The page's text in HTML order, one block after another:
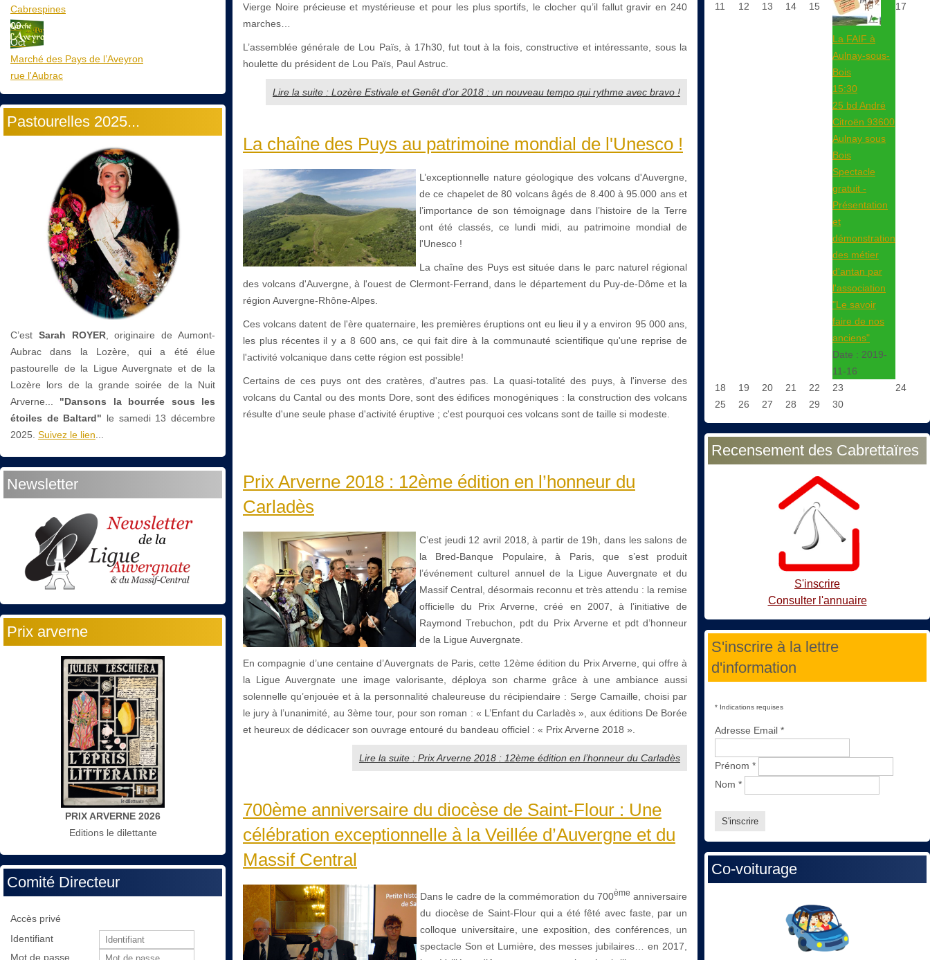
Cabrespines
09
Oct
Marché des Pays de l’Aveyron
rue l'Aubrac
Pastourelles 2025...
C’est Sarah ROYER, originaire de Aumont-
Aubrac dans la Lozère, qui a été élue
pastourelle de la Ligue Auvergnate et de la
Lozère lors de la grande soirée de la Nuit
Arverne...
"Dansons la bourrée sous les
étoiles de Baltard" le samedi 13 décembre
2025. Suivez le lien
Newsletter
Prix arverne
PRIX ARVERNE 2026
Editions le dilettante
Comité Directeur
Accès privé
Identifiant
Mot de passe
Vierge Noire précieuse et mystérieuse et pour les plus sportifs, le clocher qu’il fallut gravir en 240
marches…
L’assemblée générale de Lou Païs, à 17h30, fut tout à la fois, constructive et intéressante, sous la
houlette du président de Lou Païs, Paul Astruc.
Lire la suite : Lozère Estivale et Genêt d’or 2018 : un nouveau tempo qui rythme avec bravo !
La chaîne des Puys au patrimoine mondial de l'Unesco !
L’exceptionnelle nature géologique des volcans d'Auvergne,
de ce chapelet de 80 volcans âgés de 8.400 à 95.000 ans et
l’importance de son témoignage dans l’histoire de la Terre
ont été classés, ce lundi midi, au patrimoine mondial de
l'Unesco !
La chaîne des Puys est située dans le parc naturel régional
des volcans d'Auvergne, à l'ouest de Clermont-Ferrand, dans le département du Puy-de-Dôme et la
région Auvergne-Rhône-Alpes.
Ces volcans datent de l'ère quaternaire, les premières éruptions ont eu lieu il y a environ 95 000 ans,
les plus récentes il y a 8 600 ans, ce qui fait dire à la communauté scientifique qu'une reprise de
l'activité volcanique dans cette région est possible!
Certains de ces puys ont des cratères, d'autres pas. La quasi-totalité des puys, à l'inverse des
volcans du Cantal ou des monts Dore, sont des édifices monogéniques : la construction des volcans
résulte d'une seule phase d'activité éruptive ; c'est pourquoi ces volcans sont de taille si modeste.
Prix Arverne 2018 : 12ème édition en l’honneur du
Carladès
C’est jeudi 12 avril 2018, à partir de 19h, dans les salons de
la Bred-Banque Populaire, à Paris, que s’est produit
l’événement culturel annuel de la Ligue Auvergnate et du
Massif Central, désormais reconnu et très attendu : la remise
officielle du Prix Arverne, créé en 2007, à l’initiative de
Raymond Trebuchon, pdt du Prix Arverne et pdt d’honneur
de la Ligue Auvergnate.
En compagnie d’une centaine d’Auvergnats de Paris, cette 12ème édition du Prix Arverne, qui offre à
la Ligue Auvergnate une image valorisante, déploya son charme grâce à une ambiance aussi
solennelle qu’enjouée et à la personnalité chaleureuse du récipiendaire : Serge Camaille, choisi par
le jury à l’unanimité, au 3ème tour, pour son roman : « L’Enfant du Carladès », aux éditions De Borée
et heureux de dédicacer son ouvrage entouré du bandeau officiel : « Prix Arverne 2018 ».
Lire la suite : Prix Arverne 2018 : 12ème édition en l’honneur du Carladès
700ème anniversaire du diocèse de Saint-Flour : Une
célébration exceptionnelle à la Veillée d’Auvergne et du
Massif Central
Dans le cadre de la commémoration du 700ème anniversaire
du diocèse de Saint-Flour qui a été fêté avec faste, par un
colloque universitaire, une exposition, des conférences, un
spectacle Son et Lumière, des messes jubilaires… en 2017,
11 12 13 14 15
La FAIF à
Aulnay-sous-
Bois
15:30
25 bd André
Citroën 93600
Aulnay sous
Bois
Spectacle
gratuit -
Présentation
et
démonstration
des métier
d'antan par
l'association
"Le savoir
faire de nos
anciens"
Date : 2019-
11-16
17
18 19 20 21 22 23
24
25
26 27 28 29 30
Recensement des Cabrettaïres
S'inscrire
Consulter l'annuaire
S'inscrire à la lettre
d'information
* Indications requises
Adresse Email *
Prénom *
Nom *
Co-voiturage